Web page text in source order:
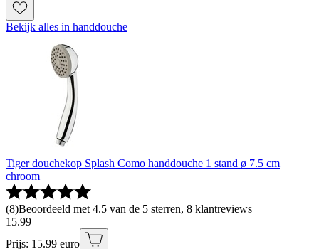
Bekijk alles in handdouche
Tiger douchekop Splash Como handdouche 1 stand ø 7.5 cm
chroom
(8)Beoordeeld met 4.5 van de 5 sterren, 8 klantreviews
15.99
Prijs: 15.99 euro